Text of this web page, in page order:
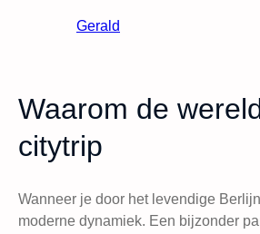
Gerald
Waarom de
citytrip
Wanneer je door het levendige
moderne dynamiek. Een bijzonder